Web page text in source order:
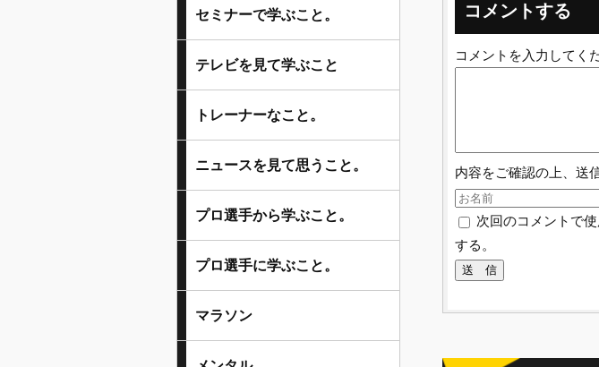
コメントする
コメントを入力してく
内容をご確認の上、送
次回のコメントで
する。
セミナーで学ぶこと。
テレビを見て学ぶこと
トレーナーなこと。
ニュースを見て思うこと。
プロ選手から学ぶこと。
プロ選手に学ぶこと。
マラソン